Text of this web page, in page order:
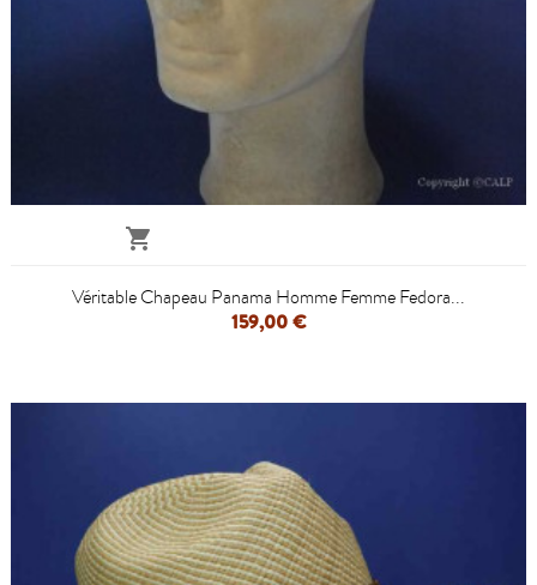

Véritable Chapeau Panama Homme Femme Fedora...
159,00 €